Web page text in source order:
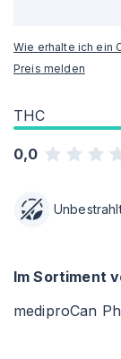
Wie erhalte ich ein
Preis melden
THC
0,0
Im Sortiment
mediproCan